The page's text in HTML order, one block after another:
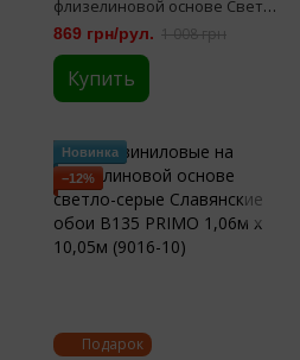
флизелиновой основе Светло
Серые Славянские
Совершенство В118 LeGrand
Platinum 1,06м х 10,05м (8757-
01)
869 грн/рул. 1 008 грн
Купить
Подарок
Новинка
−12%